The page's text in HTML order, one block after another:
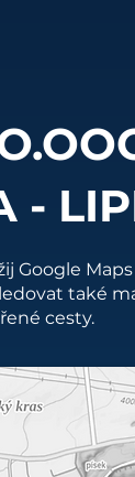
-
Google
také
cesty.